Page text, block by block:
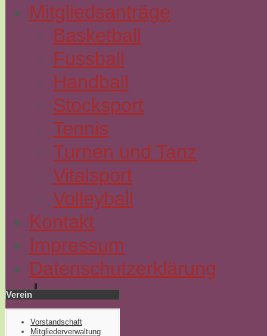
Mitgliedsanträge
Basketball
Fussball
Handball
Stocksport
Tennis
Turnen und Tanz
Vitalsport
Volleyball
Kontakt
Impressum
Datenschutzerklärung
Verein
Vorstandschaft
Mitgliederverwaltung